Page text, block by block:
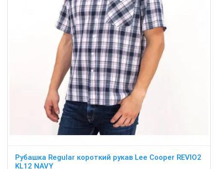
Рубашка Regular короткий рукав Lee Cooper REVIO2
KL12 NAVY